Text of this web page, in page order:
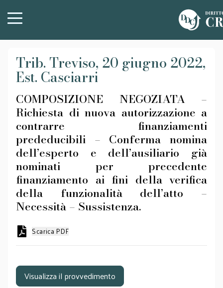
Trib. Treviso, 20 giugno 2022,
Est. Casciarri
COMPOSIZIONE NEGOZIATA –
Richiesta di nuova autorizzazione a
contrarre finanziamenti
prededucibili – Conferma nomina
dell’esperto e dell’ausiliario già
nominati per precedente
finanziamento ai fini della verifica
della funzionalità dell’atto –
Necessità – Sussistenza.
Scarica PDF
Visualizza il provvedimento